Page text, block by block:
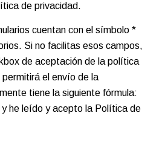
de privacidad.
cuentan con el símbolo *
Si no facilitas esos campos,
de aceptación de la política
el envío de la
tiene la siguiente fórmula:
he leído y acepto la Política de